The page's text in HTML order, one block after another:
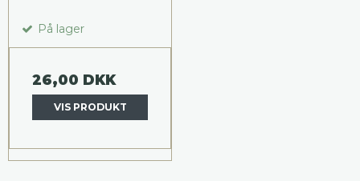
På lager
26,00 DKK
VIS PRODUKT